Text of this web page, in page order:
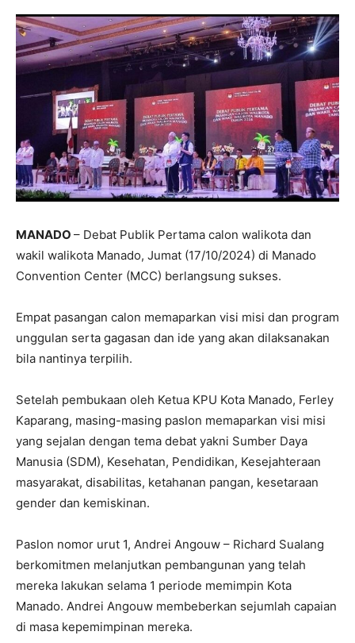
MANADO – Debat Publik Pertama calon walikota dan
wakil walikota Manado, Jumat (17/10/2024) di Manado
Convention Center (MCC) berlangsung sukses.
Empat pasangan calon memaparkan visi misi dan program
unggulan serta gagasan dan ide yang akan dilaksanakan
bila nantinya terpilih.
Setelah pembukaan oleh Ketua KPU Kota Manado, Ferley
Kaparang, masing-masing paslon memaparkan visi misi
yang sejalan dengan tema debat yakni Sumber Daya
Manusia (SDM), Kesehatan, Pendidikan, Kesejahteraan
masyarakat, disabilitas, ketahanan pangan, kesetaraan
gender dan kemiskinan.
Paslon nomor urut 1, Andrei Angouw – Richard Sualang
berkomitmen melanjutkan pembangunan yang telah
mereka lakukan selama 1 periode memimpin Kota
Manado. Andrei Angouw membeberkan sejumlah capaian
di masa kepemimpinan mereka.